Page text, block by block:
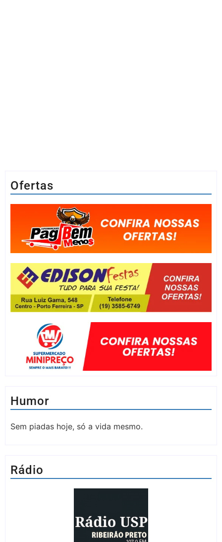
Ofertas
Humor
Sem piadas hoje, só a vida mesmo.
Rádio